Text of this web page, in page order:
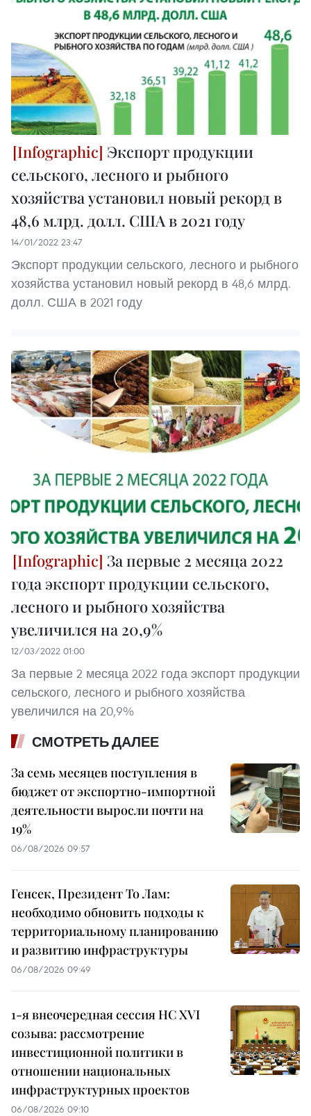
Экспорт продукции
сельского, лесного и рыбного
хозяйства установил новый рекорд в
48,6 млрд. долл. США в 2021 году
14/01/2022 23:47
Экспорт продукции сельского, лесного и рыбного
хозяйства установил новый рекорд в 48,6 млрд.
долл. США в 2021 году
За первые 2 месяца 2022
года экспорт продукции сельского,
лесного и рыбного хозяйства
увеличился на 20,9%
12/03/2022 01:00
За первые 2 месяца 2022 года экспорт продукции
сельского, лесного и рыбного хозяйства
увеличился на 20,9%
СМОТРЕТЬ ДАЛЕЕ
За семь месяцев поступления в
бюджет от экспортно-импортной
деятельности выросли почти на
19%
06/08/2026 09:57
Генсек, Президент То Лам:
необходимо обновить подходы к
территориальному планированию
и развитию инфраструктуры
06/08/2026 09:49
1-я внеочередная сессия НС XVI
созыва: рассмотрение
инвестиционной политики в
отношении национальных
инфраструктурных проектов
06/08/2026 09:10